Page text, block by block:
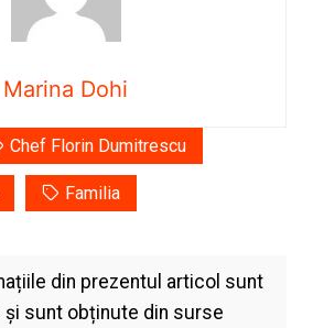
Marina Dohi
Chef Florin Dumitrescu
Familia
din prezentul articol sunt
sunt obținute din surse